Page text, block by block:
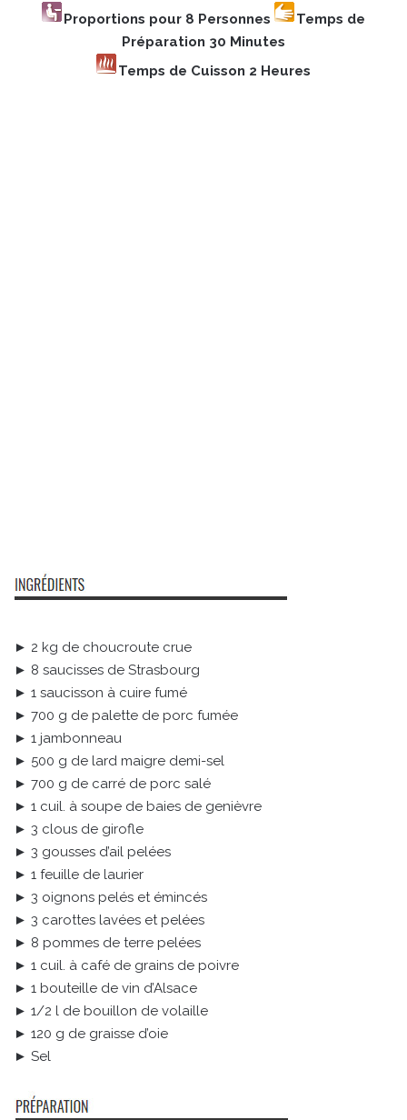
Proportions pour 8 Personnes
Temps de
Préparation 30 Minutes
Temps de Cuisson 2 Heures
► 2 kg de choucroute crue
► 8 saucisses de Strasbourg
► 1 saucisson à cuire fumé
► 700 g de palette de porc fumée
► 1 jambonneau
► 500 g de lard maigre demi-sel
► 700 g de carré de porc salé
► 1 cuil. à soupe de baies de genièvre
► 3 clous de girofle
► 3 gousses d’ail pelées
► 1 feuille de laurier
► 3 oignons pelés et émincés
► 3 carottes lavées et pelées
► 8 pommes de terre pelées
► 1 cuil. à café de grains de poivre
► 1 bouteille de vin d’Alsace
► 1/2 l de bouillon de volaille
► 120 g de graisse d’oie
► Sel